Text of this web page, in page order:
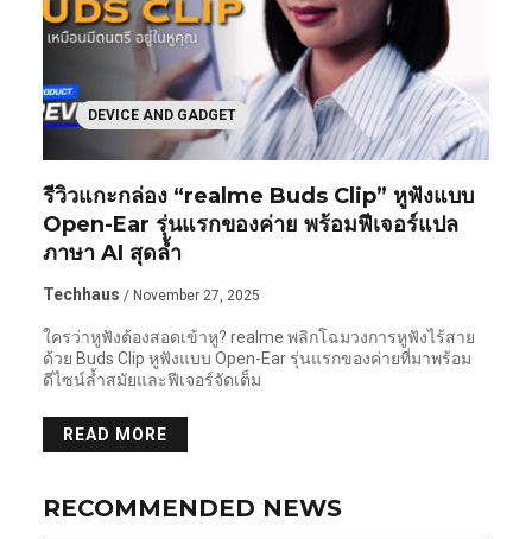
DEVICE AND GADGET
รีวิวแกะกล่อง “realme Buds Clip” หูฟังแบบ
Open-Ear รุ่นแรกของค่าย พร้อมฟีเจอร์แปล
ภาษา AI สุดล้ำ
Techhaus / November 27, 2025
ใครว่าหูฟังต้องสอดเข้าหู? realme พลิกโฉมวงการหูฟังไร้สาย
ด้วย Buds Clip หูฟังแบบ Open-Ear รุ่นแรกของค่ายที่มาพร้อม
ดีไซน์ล้ำสมัยและฟีเจอร์จัดเต็ม
READ MORE
RECOMMENDED NEWS